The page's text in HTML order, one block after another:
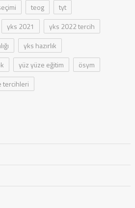
teog
tyt
yks 2021
yks 2022 tercih
yks hazırlık
yüz yüze eğitim
ösym
tercihleri